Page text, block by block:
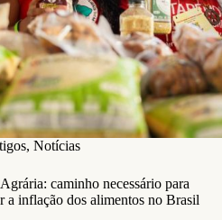
,Notícias
caminho necessário para
a inflação dos alimentos no Brasil